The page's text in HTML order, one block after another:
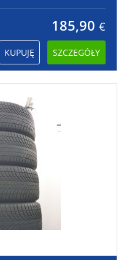
185,90 €
KUPUJĘ SZCZEGÓŁY